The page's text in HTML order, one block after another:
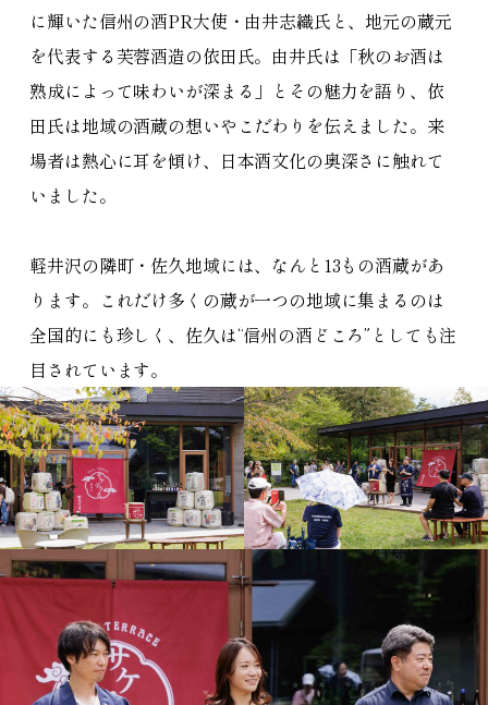
に輝いた信州の酒PR大使・由井志織氏と、地元の蔵元
を代表する芙蓉酒造の依田氏。由井氏は「秋のお酒は
熟成によって味わいが深まる」とその魅力を語り、依
田氏は地域の酒蔵の想いやこだわりを伝えました。来
場者は熱心に耳を傾け、日本酒文化の奥深さに触れて
いました。
軽井沢の隣町・佐久地域には、なんと13もの酒蔵があ
ります。これだけ多くの蔵が一つの地域に集まるのは
全国的にも珍しく、佐久は“信州の酒どころ”としても注
目されています。